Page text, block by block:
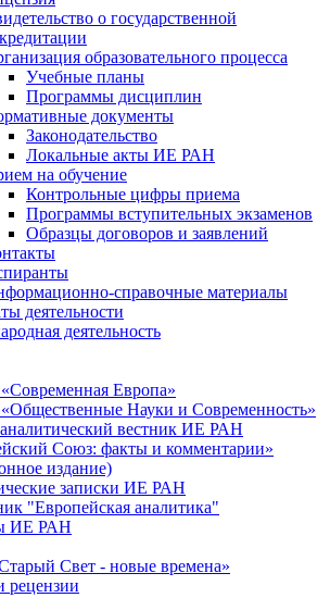
о государственной
образовательного процесса
Учебные планы
Программы дисциплин
документы
Законодательство
Локальные акты ИЕ РАН
на обучение
Контрольные цифры приема
Программы вступительных экзаменов
Образцы договоров и заявлений
справочные материалы
деятельности
деятельность
Европа»
Науки и Современность»
вестник ИЕ РАН
Союз: факты и комментарии»
издание)
записки ИЕ РАН
"Европейская аналитика"
ИЕ РАН
Свет - новые времена»
рецензии